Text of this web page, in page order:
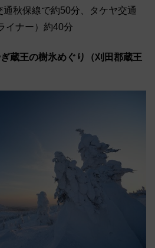
通秋保線で約50分、タケヤ交通
イナー）約40分
蔵王の樹氷めぐり（刈田郡蔵王